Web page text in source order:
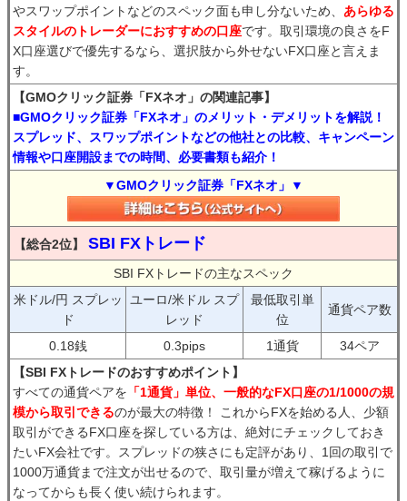
やスワップポイントなどのスペック面も申し分ないため、 あらゆる
スタイルのトレーダーにおすすめの口座です。取引環境の良さをF
X口座選びで優先するなら、選択肢から外せないFX口座と言えま
す。
【GMOクリック証券「FXネオ」の関連記事】
■GMOクリック証券「FXネオ」のメリット・デメリットを解説！
スプレッド、スワップポイントなどの他社との比較、キャンペーン
情報や口座開設までの時間、必要書類も紹介！
▼GMOクリック証券「FXネオ」▼
【総合2位】 SBI FXトレード
SBI FXトレードの主なスペック
米ドル/円 スプレッ
ド
ユーロ/米ドル スプ
レッド
最低取引単
位
通貨ペア数
0.18銭 0.3pips 1通貨
34ペア
【SBI FXトレードのおすすめポイント】
すべての通貨ペアを 「1通貨」単位、一般的なFX口座の1/1000の規
模から取引できるのが最大の特徴！ これからFXを始める人、少額
取引ができるFX口座を探している方は、絶対にチェックしておき
たいFX会社です。スプレッドの狭さにも定評があり、1回の取引で
1000万通貨まで注文が出せるので、取引量が増えて稼げるように
なってからも長く使い続けられます。